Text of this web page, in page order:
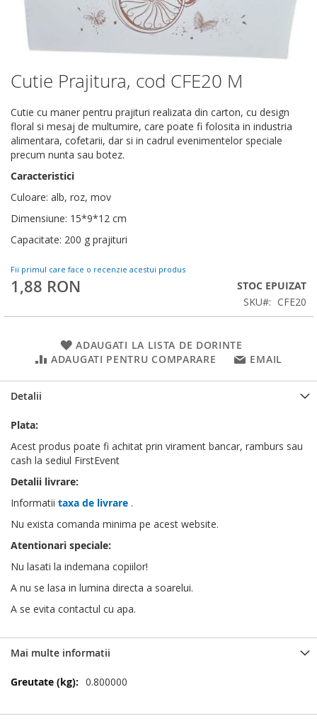
Cutie Prajitura, cod CFE20 M
Cutie cu maner pentru prajituri realizata din carton, cu design
floral si mesaj de multumire, care poate fi folosita in industria
alimentara, cofetarii, dar si in cadrul evenimentelor speciale
precum nunta sau botez.
Caracteristici
Culoare: alb, roz, mov
Dimensiune: 15*9*12 cm
Capacitate: 200 g prajituri
Fii primul care face o recenzie acestui produs
1,88 RON
STOC EPUIZAT
SKU
CFE20
ADAUGATI LA LISTA DE DORINTE
ADAUGATI PENTRU COMPARARE
EMAIL
Skip
to
the
beginning
of
the
images
gallery
Detalii
Plata:
Acest produs poate fi achitat prin virament bancar, ramburs sau
cash la sediul FirstEvent
Detalii livrare:
Informatii taxa de livrare .
Nu exista comanda minima pe acest website.
Atentionari speciale:
Nu lasati la indemana copiilor!
A nu se lasa in lumina directa a soarelui.
A se evita contactul cu apa.
Mai multe informatii
Mai
0.800000